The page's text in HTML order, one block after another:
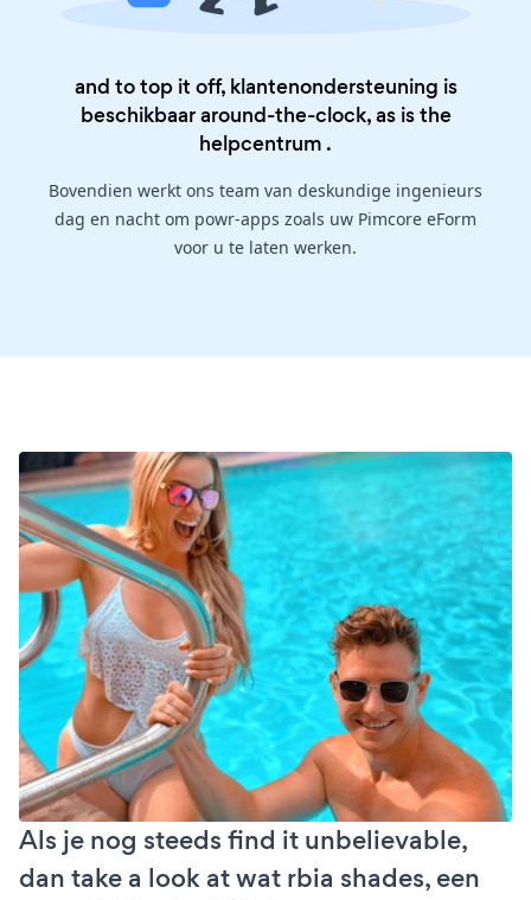
and to top it off, klantenondersteuning is
beschikbaar around-the-clock, as is the
helpcentrum .
Bovendien werkt ons team van deskundige ingenieurs
dag en nacht om powr-apps zoals uw Pimcore eForm
voor u te laten werken.
Als je nog steeds find it unbelievable,
dan take a look at wat rbia shades, een